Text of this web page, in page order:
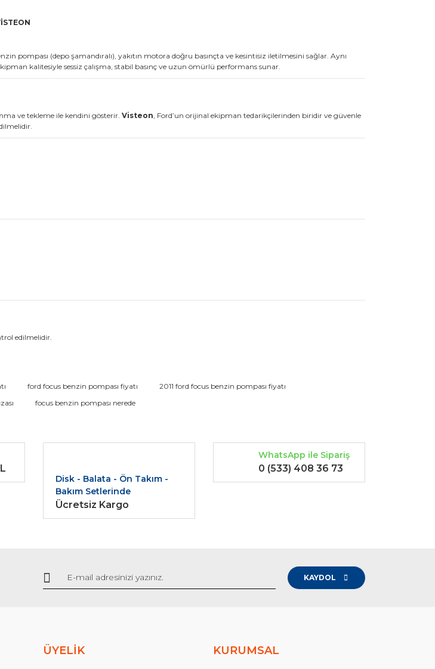
pompası (depo şamandıralı), yakıtın motora doğru basınçta ve kesintisiz iletilmesini sağlar. Aynı
kalitesiyle sessiz çalışma, stabil basınç ve uzun ömürlü performans sunar.
ve tekleme ile kendini gösterir. Visteon, Ford’un orijinal ekipman tedarikçilerinden biridir ve güvenle
edilmelidir.
ilk yorumu siz yapın!
gördüğünüz noktaları öneri formunu kullanarak tarafımıza iletebilirsiniz.
Gönder
ford focus benzin pompası fiyatı
2011 ford focus benzin pompası fiyatı
focus benzin pompası nerede
Disk - Balata - Ön Takım -
Bakım Setlerinde
Ücretsiz Kargo
WhatsApp ile Sipariş
0 (533) 408 36 73
KAYDOL
ÜYELİK KURUMSAL